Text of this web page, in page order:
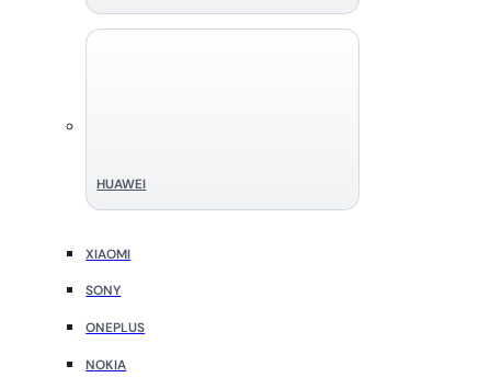
HUAWEI
XIAOMI
SONY
ONEPLUS
NOKIA